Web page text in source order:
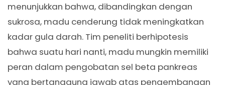
menunjukkan bahwa, dibandingkan dengan
sukrosa, madu cenderung tidak meningkatkan
kadar gula darah. Tim peneliti berhipotesis
bahwa suatu hari nanti, madu mungkin memiliki
peran dalam pengobatan sel beta pankreas
yang bertanggung jawab atas pengembangan